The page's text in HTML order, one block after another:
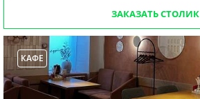
ЗАКАЗАТЬ СТОЛИК
КАФЕ